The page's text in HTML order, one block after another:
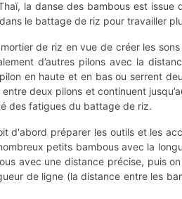
la danse des bambous est
le battage de riz pour travailler
de riz en vue de créer les sons
d’autres pilons avec la
en haute et en bas ou serrent
deux pilons et continuent
des fatigues du battage de riz.
d'abord préparer les outils et les
petits bambous avec la
avec une distance précise, puis
de ligne (la distance entre les